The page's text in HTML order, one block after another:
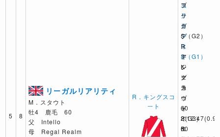
5 8
リーガルリアリティ
M．スタウト
牡4 鹿毛 60
父 Intello
母 Regal Realm
R．キングスコ
ート
ヨ
ー
ク
S（G2）
R
キ
ン
グ
ス
コ
60
2:12:47(0.9)
エ
エ
ク
リ
プ
ス
S（G1）
K
マ
カ
ヴ
ォ
イ
60
ブ
リ
ガ
デ
ィ
ア
ジ
ェ
ラ
ー
ド
S(G3)
R